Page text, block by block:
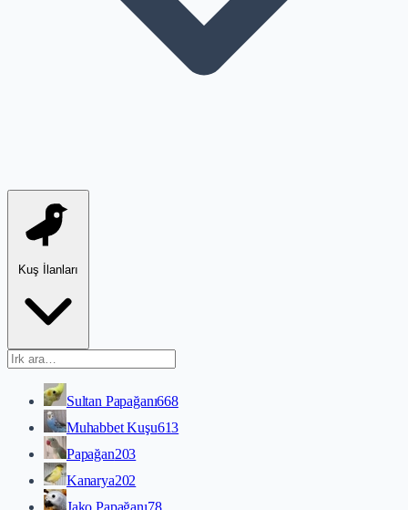
Kuş İlanları
Sultan Papağanı668
Muhabbet Kuşu613
Papağan203
Kanarya202
Jako Papağanı78